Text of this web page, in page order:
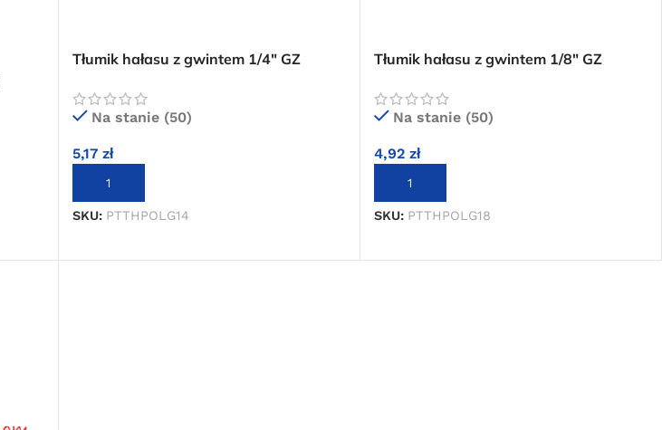
Tłumik hałasu z gwintem 1/4″ GZ
Na stanie (50)
5,17 zł
DODAJ DO KOSZYKA
SKU: PTTHPOLG14
Tłumik hałasu z gwintem 1/8″ GZ
Na stanie (50)
4,92 zł
DODAJ DO KOSZYKA
SKU: PTTHPOLG18